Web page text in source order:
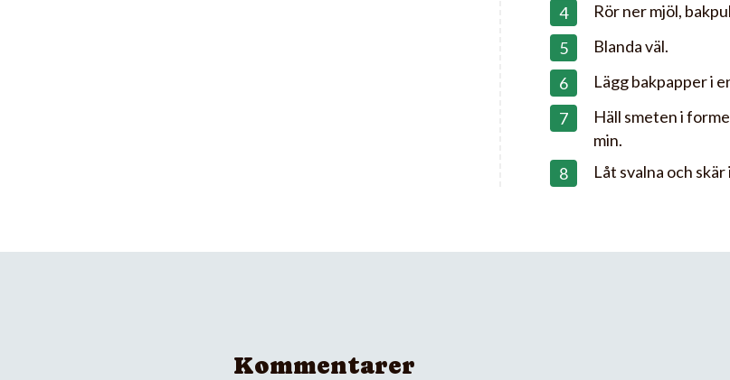
Rör ner mjöl,
Blanda väl.
Lägg bakpapper i
Häll smeten i
min.
Låt svalna och
Kommentarer